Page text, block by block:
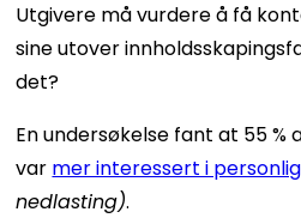
Utgivere må vurdere å få
sine utover
det?
En undersøkelse fant at 55 %
var mer interessert i
nedlasting).